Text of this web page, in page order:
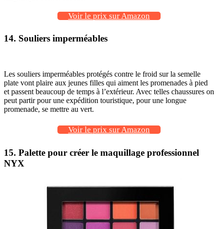
Voir le prix sur Amazon
14. Souliers imperméables
Les souliers imperméables protégés contre le froid sur la semelle
plate vont plaire aux jeunes filles qui aiment les promenades à pied
et passent beaucoup de temps à l’extérieur. Avec telles chaussures on
peut partir pour une expédition touristique, pour une longue
promenade, se mettre au vert.
Voir le prix sur Amazon
15. Palette pour créer le maquillage professionnel
NYX